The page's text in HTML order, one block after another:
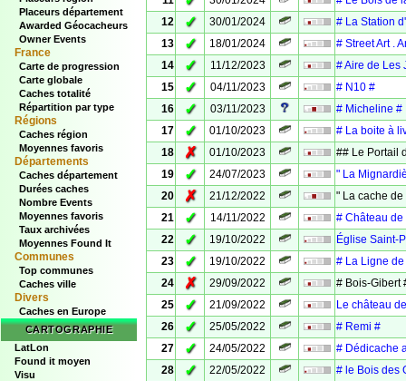
Placeurs département
Awarded Géocacheurs
Owner Events
France
Carte de progression
Carte globale
Caches totalité
Répartition par type
Régions
Caches région
Moyennes favoris
Départements
Caches département
Durées caches
Nombre Events
Moyennes favoris
Taux archivées
Moyennes Found It
Communes
Top communes
Caches ville
Divers
Caches en Europe
CARTOGRAPHIE
LatLon
Found it moyen
Visu
12
✓ 30/01/2024
# La Station
13
✓ 18/01/2024
# Street Art .
14
✓ 11/12/2023
# Aire de Les
15
✓ 04/11/2023
# N10 #
16
✓ 03/11/2023
# Micheline #
17
✓ 01/10/2023
# La boite à
18
✗ 01/10/2023
## Le Portail
19
✓ 24/07/2023
" La
20
✗ 21/12/2022
" La cache de
21
✓ 14/11/2022
# Château de
22
✓ 19/10/2022
Église Saint-
23
✓ 19/10/2022
# La Ligne
24
✗ 29/09/2022
# Bois-Gibert
25
✓ 21/09/2022
Le château
26
✓ 25/05/2022
# Remi #
27
✓ 24/05/2022
# Dédicache
28
✓ 22/05/2022
# le Bois des